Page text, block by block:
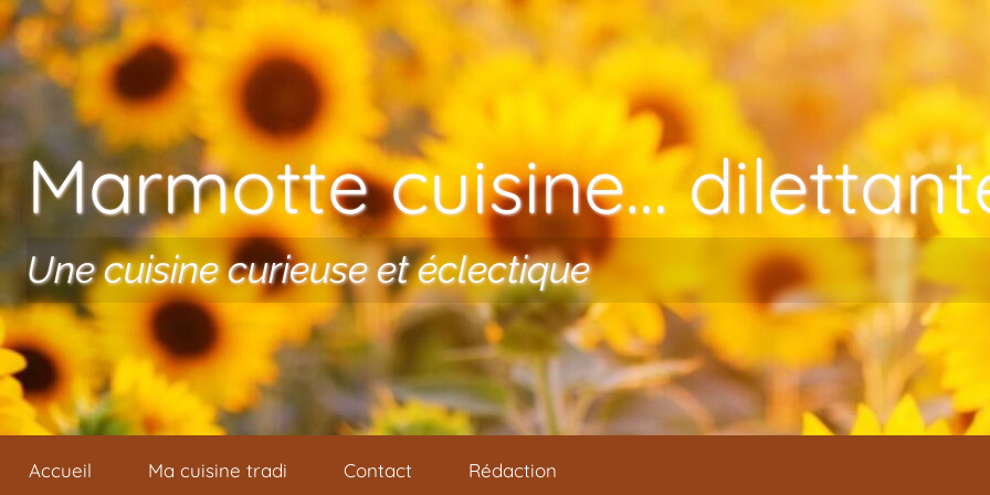
Aller au contenu
Marmotte cuisine…
Une cuisine curieuse et éclectique
Accueil Ma cuisine tradi Contact Rédaction